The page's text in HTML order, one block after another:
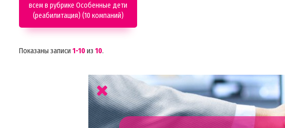
всем в рубрике Особенные дети
(реабилитация) (10 компаний)
Показаны записи 1-10из 10.